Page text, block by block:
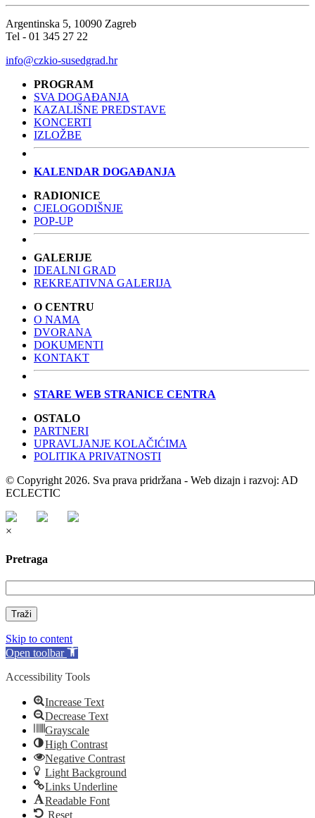
objava
Argentinska 5, 10090 Zagreb
Tel - 01 345 27 22
info@czkio-susedgrad.hr
PROGRAM
SVA DOGAĐANJA
KAZALIŠNE PREDSTAVE
KONCERTI
IZLOŽBE
KALENDAR DOGAĐANJA
RADIONICE
CJELOGODIŠNJE
POP-UP
GALERIJE
IDEALNI GRAD
REKREATIVNA GALERIJA
O CENTRU
O NAMA
DVORANA
DOKUMENTI
KONTAKT
STARE WEB STRANICE CENTRA
OSTALO
PARTNERI
UPRAVLJANJE KOLAČIĆIMA
POLITIKA PRIVATNOSTI
© Copyright 2026. Sva prava pridržana - Web dizajn i razvoj: AD
ECLECTIC
×
Pretraga
Traži
Skip to content
Open toolbar
Accessibility Tools
Increase Text
Decrease Text
Grayscale
High Contrast
Negative Contrast
Light Background
Links Underline
Readable Font
Reset